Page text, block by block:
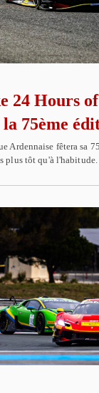
24 Hours
75ème
Ardennaise fêtera sa
plus tôt qu'à